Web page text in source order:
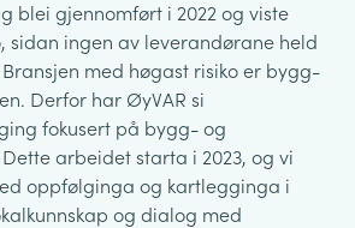
blei gjennomført i 2022 og viste
sidan ingen av leverandørane held
med høgast risiko er bygg-
Derfor har ØyVAR si
fokusert på bygg- og
arbeidet starta i 2023, og vi
oppfølginga og kartlegginga i
og dialog med